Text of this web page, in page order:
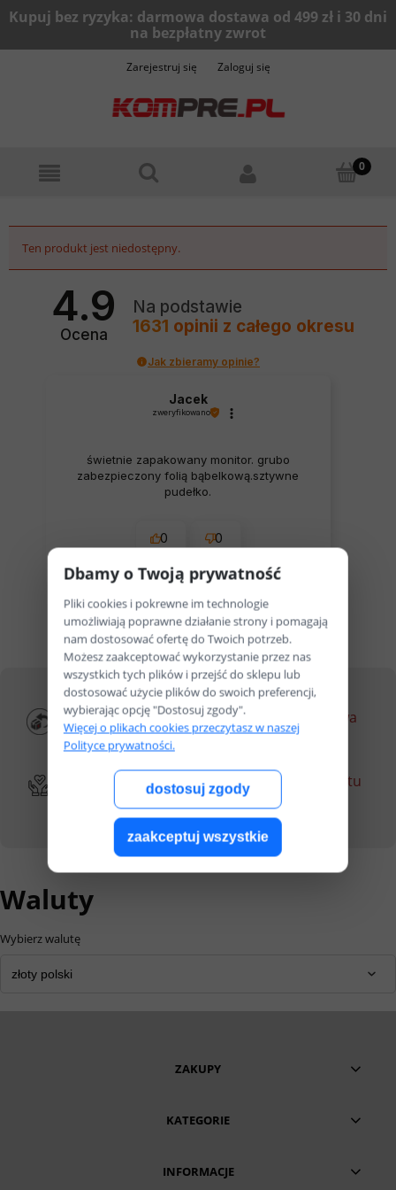
Zarejestruj się Zaloguj się
Ten produkt jest niedostępny.
4.9
Ocena
Na podstawie
1631 opinii z całego okresu
Jak zbieramy opinie?
Jacek
zweryfikowano
świetnie zapakowany monitor. grubo
zabezpieczony folią bąbelkową.sztywne
pudełko.
0 0
dzisiaj
zebranych i zweryfikowanych przez
Darmowy zwrot
przez 30 dni*
Darmowa dostawa
od 499zł
Darowizny dzięki
Twoim zakupom
Klasyfikacja sprzętu
Waluty
Wybierz walutę
ZAKUPY
KATEGORIE
INFORMACJE
Dbamy o Twoją prywatność
Pliki cookies i pokrewne im technologie
umożliwiają poprawne działanie strony i pomagają
nam dostosować ofertę do Twoich potrzeb.
Możesz zaakceptować wykorzystanie przez nas
wszystkich tych plików i przejść do sklepu lub
dostosować użycie plików do swoich preferencji,
wybierając opcję "Dostosuj zgody".
Więcej o plikach cookies przeczytasz w naszej
Polityce prywatności.
dostosuj zgody
zaakceptuj wszystkie